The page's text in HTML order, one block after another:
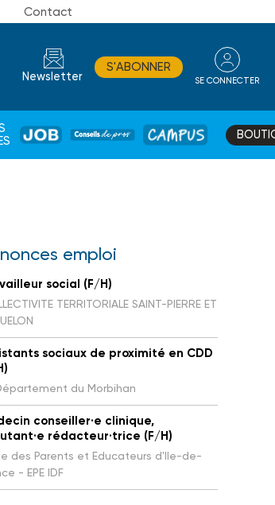
Contact
Newsletter
S'ABONNER
SE CONNECTER
JOB
DE
CAMPUS
emploi
social (F/H)
TERRITORIALE SAINT-PIERRE ET
sociaux de proximité en CDD
du Morbihan
conseiller·e clinique,
rédacteur·trice (F/H)
des Parents et Educateurs d'Ile-de-
- EPE IDF